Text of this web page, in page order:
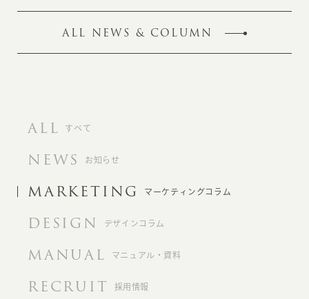
ALL NEWS & COLUMN
ALL すべて
NEWS お知らせ
MARKETING マーケティングコラム
DESIGN デザインコラム
MANUAL マニュアル・資料
RECRUIT 採用情報